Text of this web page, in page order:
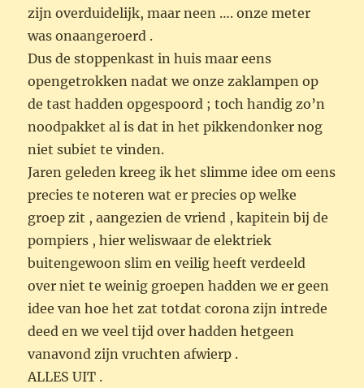
zijn overduidelijk, maar neen …. onze meter
was onaangeroerd .
Dus de stoppenkast in huis maar eens
opengetrokken nadat we onze zaklampen op
de tast hadden opgespoord ; toch handig zo’n
noodpakket al is dat in het pikkendonker nog
niet subiet te vinden.
Jaren geleden kreeg ik het slimme idee om eens
precies te noteren wat er precies op welke
groep zit , aangezien de vriend , kapitein bij de
pompiers , hier weliswaar de elektriek
buitengewoon slim en veilig heeft verdeeld
over niet te weinig groepen hadden we er geen
idee van hoe het zat totdat corona zijn intrede
deed en we veel tijd over hadden hetgeen
vanavond zijn vruchten afwierp .
ALLES UIT .